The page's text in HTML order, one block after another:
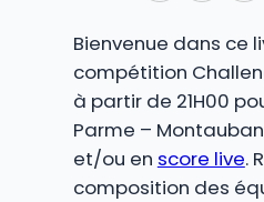
Bienvenue dans ce
compétition
à partir de 21H00
Parme –
et/ou en score live.
composition des